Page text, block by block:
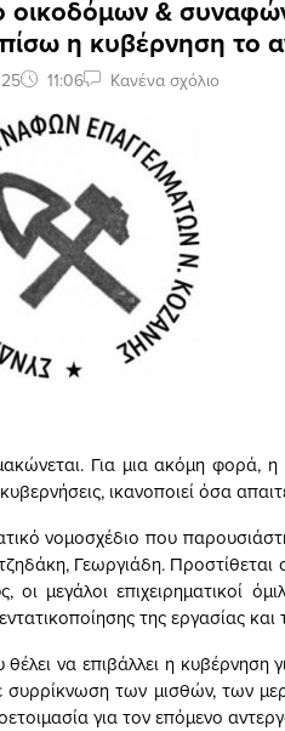
οικοδόμων &
η κυβέρνηση το
11:06 Κανένα σχόλιο
Για μια ακόμη φορά,
ικανοποιεί όσα
νομοσχέδιο που
Γεωργιάδη. Προστίθεται
οι μεγάλοι επιχειρηματικοί
της εργασίας
να επιβάλλει η κυβέρνηση
συρρίκνωση των μισθών, των
για τον επόμενο